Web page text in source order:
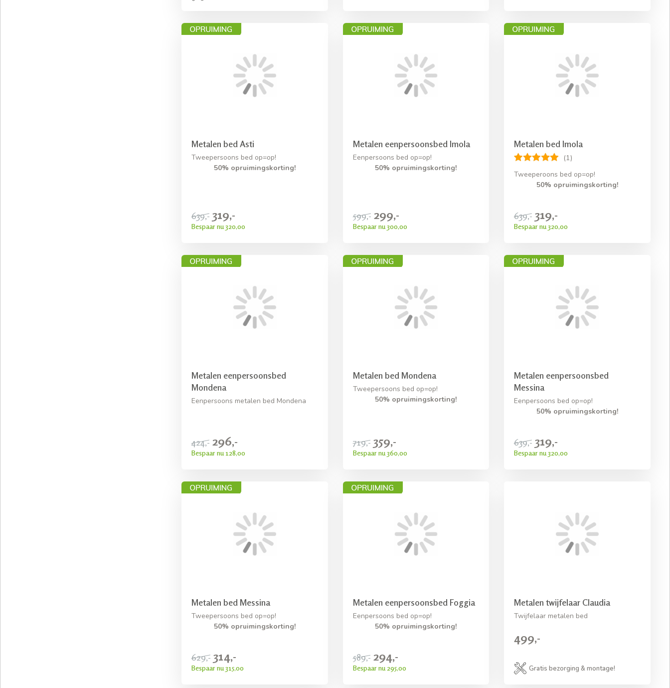
Metalen bed Asti
Tweepersoons bed op=op!
50% opruimingskorting!
639,- 319,-
Bespaar nu 320,00
Metalen eenpersoonsbed Imola
Eenpersoons bed op=op!
50% opruimingskorting!
599,- 299,-
Bespaar nu 300,00
Metalen bed Imola
(1)
Tweeperoons bed op=op!
50% opruimingskorting!
639,- 319,-
Bespaar nu 320,00
Metalen eenpersoonsbed
Mondena
Eenpersoons metalen bed Mondena
424,- 296,-
Bespaar nu 128,00
Metalen bed Mondena
Tweepersoons bed op=op!
50% opruimingskorting!
719,- 359,-
Bespaar nu 360,00
Metalen eenpersoonsbed
Messina
Eenpersoons bed op=op!
50% opruimingskorting!
639,- 319,-
Bespaar nu 320,00
Metalen bed Messina
Tweepersoons bed op=op!
50% opruimingskorting!
629,- 314,-
Bespaar nu 315,00
Metalen eenpersoonsbed Foggia
Eenpersoons bed op=op!
50% opruimingskorting!
589,- 294,-
Bespaar nu 295,00
Metalen twijfelaar Claudia
Twijfelaar metalen bed
499,-
Gratis bezorging & montage!